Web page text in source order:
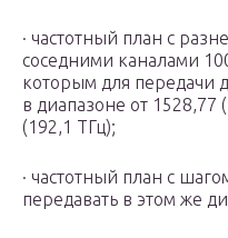
· частотный план с
соседними каналами
которым для передачи
в диапазоне от 1528,77
(192,1 ТГц);
· частотный план с
передавать в этом же